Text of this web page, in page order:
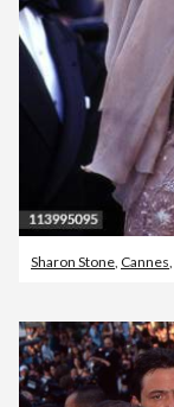
Sharon Stone, Cannes,